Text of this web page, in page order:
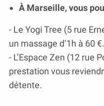
À Marseille, vous
- Le Yogi Tree (5 rue
un massage d’1h à 60 €.
- L’Espace Zen (12 rue
prestation vous
détente.